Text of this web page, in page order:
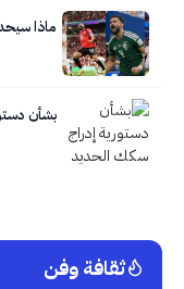
ماذا
بشأن
ثقافة وفن